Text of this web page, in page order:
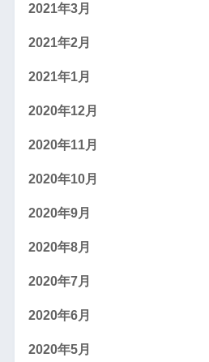
2021年3月
2021年2月
2021年1月
2020年12月
2020年11月
2020年10月
2020年9月
2020年8月
2020年7月
2020年6月
2020年5月